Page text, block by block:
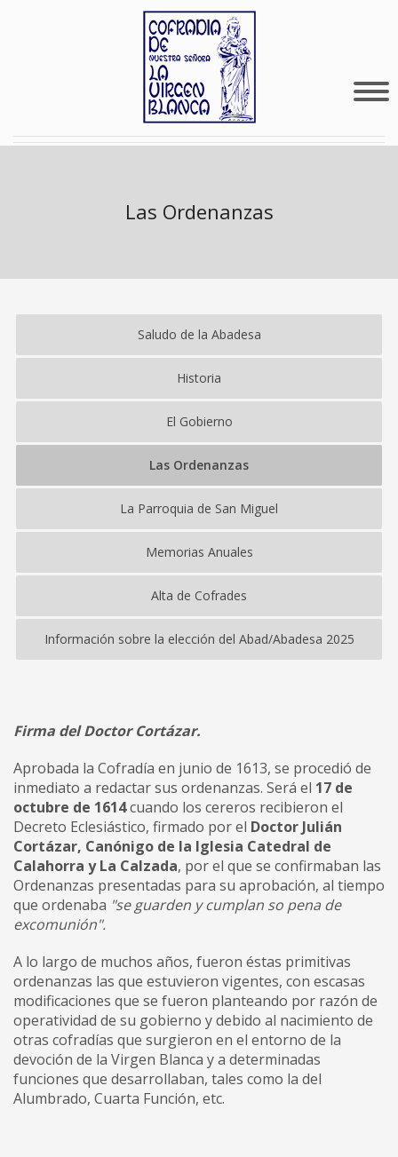
Las Ordenanzas
Saludo de la Abadesa
Historia
El Gobierno
Las Ordenanzas
La Parroquia de San Miguel
Memorias Anuales
Alta de Cofrades
Información sobre la elección del Abad/Abadesa 2025
Firma del Doctor Cortázar.
Aprobada la Cofradía en junio de 1613, se procedió de
inmediato a redactar sus ordenanzas. Será el 17 de
octubre de 1614cuando los cereros recibieron el
Decreto Eclesiástico, firmado por el Doctor Julián
Cortázar, Canónigo de la Iglesia Catedral de
Calahorra y La Calzada, por el que se confirmaban las
Ordenanzas presentadas para su aprobación, al tiempo
que ordenaba "se guarden y cumplan so pena de
excomunión".
A lo largo de muchos años, fueron éstas primitivas
ordenanzas las que estuvieron vigentes, con escasas
modificaciones que se fueron planteando por razón de
operatividad de su gobierno y debido al nacimiento de
otras cofradías que surgieron en el entorno de la
devoción de la Virgen Blanca y a determinadas
funciones que desarrollaban, tales como la del
Alumbrado, Cuarta Función, etc.